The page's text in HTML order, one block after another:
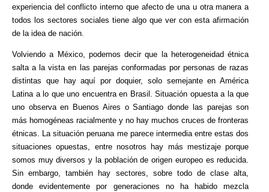
experiencia del conflicto interno que afecto de una u otra manera a
todos los sectores sociales tiene algo que ver con esta afirmación
de la idea de nación.
Volviendo a México, podemos decir que la heterogeneidad étnica
salta a la vista en las parejas conformadas por personas de razas
distintas que hay aquí por doquier, solo semejante en América
Latina a lo que uno encuentra en Brasil. Situación opuesta a la que
uno observa en Buenos Aires o Santiago donde las parejas son
más homogéneas racialmente y no hay muchos cruces de fronteras
étnicas. La situación peruana me parece intermedia entre estas dos
situaciones opuestas, entre nosotros hay más mestizaje porque
somos muy diversos y la población de origen europeo es reducida.
Sin embargo, también hay sectores, sobre todo de clase alta,
donde evidentemente por generaciones no ha habido mezcla